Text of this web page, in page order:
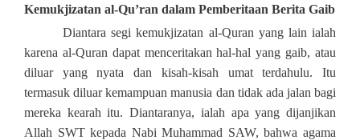
Kemukjizatan al-Qu’ran dalam Pemberitaan Berita Gaib
Diantara segi kemukjizatan al-Quran yang lain ialah
karena al-Quran dapat menceritakan hal-hal yang gaib, atau
diluar yang nyata dan kisah-kisah umat terdahulu. Itu
termasuk diluar kemampuan manusia dan tidak ada jalan bagi
mereka kearah itu. Diantaranya, ialah apa yang dijanjikan
Allah SWT kepada Nabi Muhammad SAW, bahwa agama